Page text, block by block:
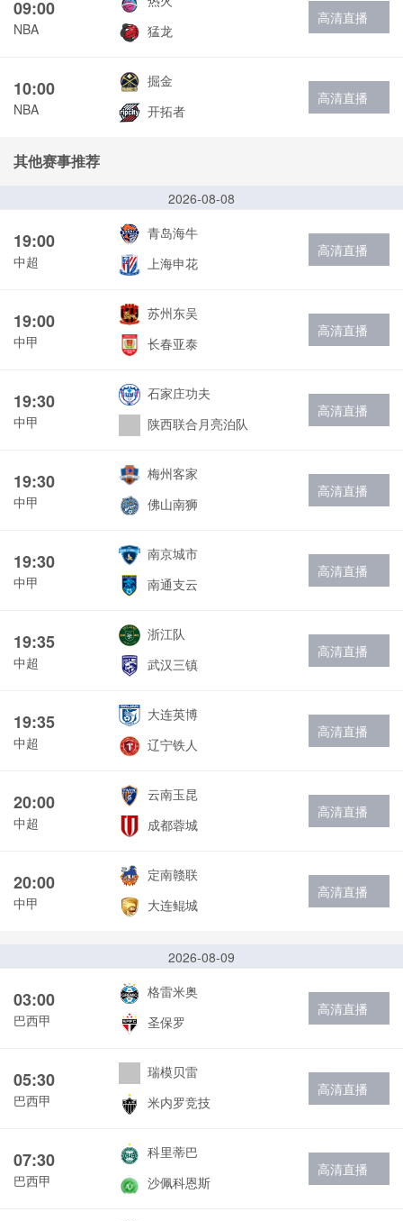
09:00
NBA
猛龙
高清直播
10:00
NBA
掘金
开拓者
高清直播
其他赛事推荐
2026-08-08
19:00
中超
青岛海牛
上海申花
高清直播
19:00
中甲
苏州东吴
长春亚泰
高清直播
19:30
中甲
石家庄功夫
陕西联合月亮泊队
高清直播
19:30
中甲
梅州客家
佛山南狮
高清直播
19:30
中甲
南京城市
南通支云
高清直播
19:35
中超
浙江队
武汉三镇
高清直播
19:35
中超
大连英博
辽宁铁人
高清直播
20:00
中超
云南玉昆
成都蓉城
高清直播
20:00
中甲
定南赣联
大连鲲城
高清直播
2026-08-09
03:00
巴西甲
格雷米奥
圣保罗
高清直播
05:30
巴西甲
瑞模贝雷
米内罗竞技
高清直播
07:30
巴西甲
科里蒂巴
沙佩科恩斯
高清直播